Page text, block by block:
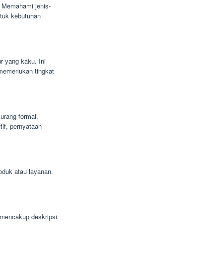
jenis-
kebutuhan
yang kaku. Ini
tingkat
formal.
pernyataan
atau layanan.
deskripsi